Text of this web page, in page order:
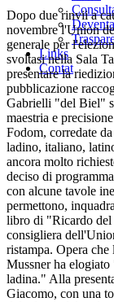
Links
Contat
Dopo due rinvii a
novembre l'Union
generale per
svoltasi nella Sala
presentare la
pubblicazione
Gabrielli "del Biel"
maestria e
Fodom, corredate
ladino, italiano,
ancora molto
deciso di
con alcune tavole
permettono,
libro di "Ricardo del
consigliera
ristampa. Opera
Mussner ha
ladina." Alla
Giacomo, con una